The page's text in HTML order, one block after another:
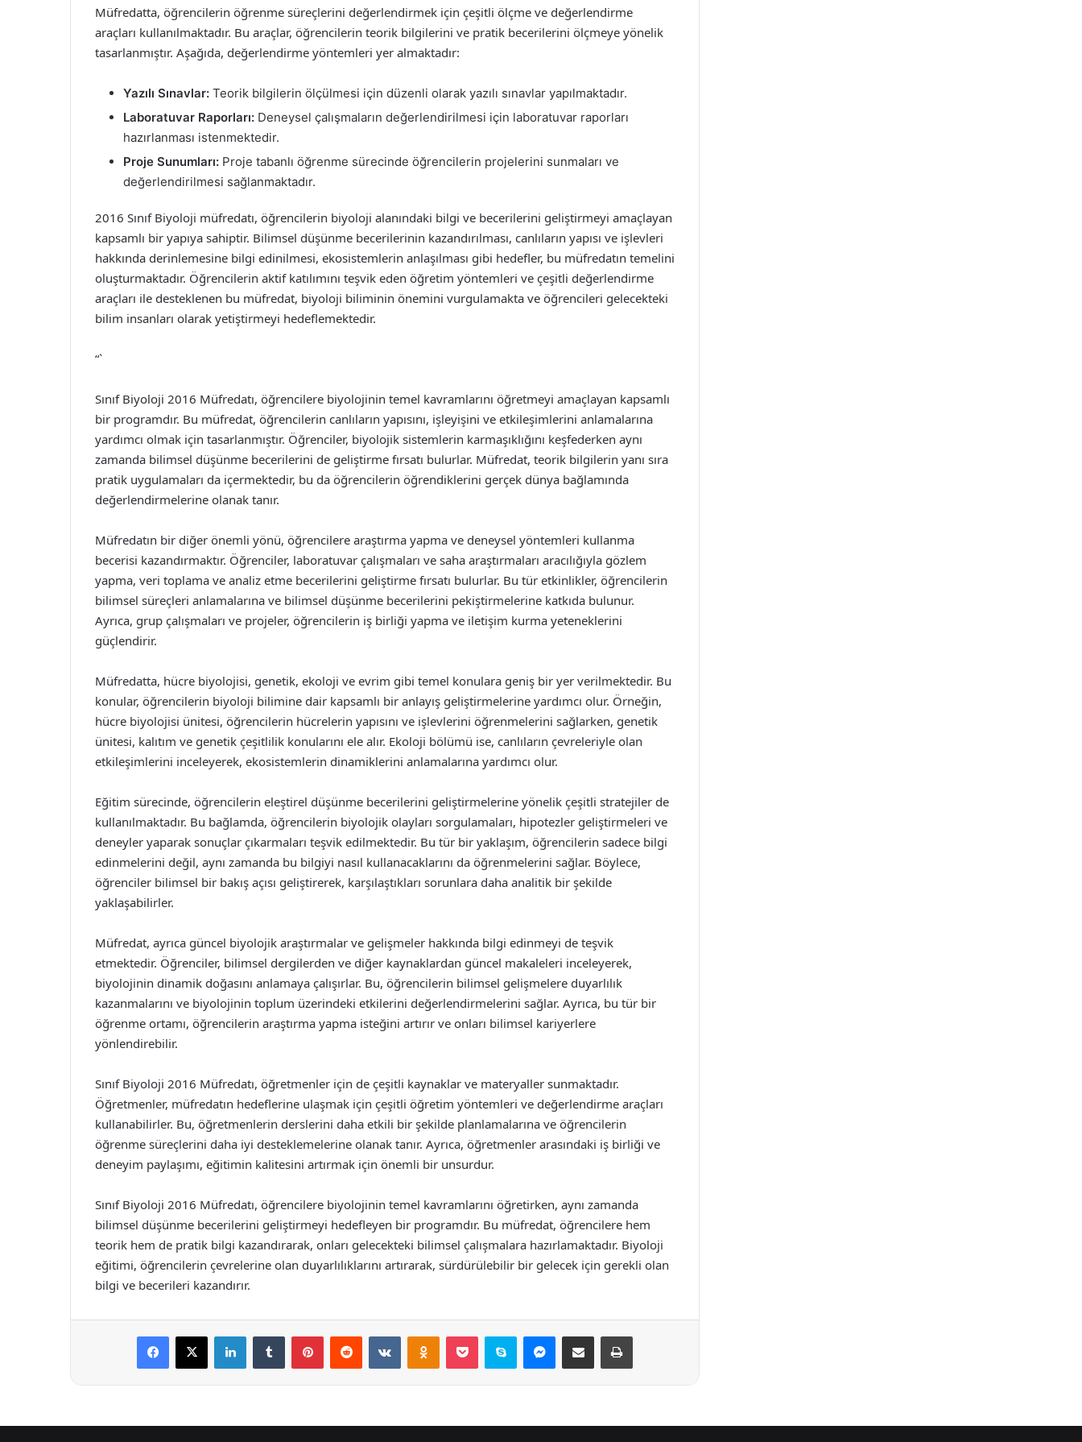
Müfredatta, öğrencilerin öğrenme süreçlerini değerlendirmek için çeşitli ölçme ve değerlendirme
araçları kullanılmaktadır. Bu araçlar, öğrencilerin teorik bilgilerini ve pratik becerilerini ölçmeye yönelik
tasarlanmıştır. Aşağıda, değerlendirme yöntemleri yer almaktadır:
Yazılı Sınavlar: Teorik bilgilerin ölçülmesi için düzenli olarak yazılı sınavlar yapılmaktadır.
Laboratuvar Raporları: Deneysel çalışmaların değerlendirilmesi için laboratuvar raporları
hazırlanması istenmektedir.
Proje Sunumları: Proje tabanlı öğrenme sürecinde öğrencilerin projelerini sunmaları ve
değerlendirilmesi sağlanmaktadır.
2016 Sınıf Biyoloji müfredatı, öğrencilerin biyoloji alanındaki bilgi ve becerilerini geliştirmeyi amaçlayan
kapsamlı bir yapıya sahiptir. Bilimsel düşünme becerilerinin kazandırılması, canlıların yapısı ve işlevleri
hakkında derinlemesine bilgi edinilmesi, ekosistemlerin anlaşılması gibi hedefler, bu müfredatın temelini
oluşturmaktadır. Öğrencilerin aktif katılımını teşvik eden öğretim yöntemleri ve çeşitli değerlendirme
araçları ile desteklenen bu müfredat, biyoloji biliminin önemini vurgulamakta ve öğrencileri gelecekteki
bilim insanları olarak yetiştirmeyi hedeflemektedir.
“`
Sınıf Biyoloji 2016 Müfredatı, öğrencilere biyolojinin temel kavramlarını öğretmeyi amaçlayan kapsamlı
bir programdır. Bu müfredat, öğrencilerin canlıların yapısını, işleyişini ve etkileşimlerini anlamalarına
yardımcı olmak için tasarlanmıştır. Öğrenciler, biyolojik sistemlerin karmaşıklığını keşfederken aynı
zamanda bilimsel düşünme becerilerini de geliştirme fırsatı bulurlar. Müfredat, teorik bilgilerin yanı sıra
pratik uygulamaları da içermektedir, bu da öğrencilerin öğrendiklerini gerçek dünya bağlamında
değerlendirmelerine olanak tanır.
Müfredatın bir diğer önemli yönü, öğrencilere araştırma yapma ve deneysel yöntemleri kullanma
becerisi kazandırmaktır. Öğrenciler, laboratuvar çalışmaları ve saha araştırmaları aracılığıyla gözlem
yapma, veri toplama ve analiz etme becerilerini geliştirme fırsatı bulurlar. Bu tür etkinlikler, öğrencilerin
bilimsel süreçleri anlamalarına ve bilimsel düşünme becerilerini pekiştirmelerine katkıda bulunur.
Ayrıca, grup çalışmaları ve projeler, öğrencilerin iş birliği yapma ve iletişim kurma yeteneklerini
güçlendirir.
Müfredatta, hücre biyolojisi, genetik, ekoloji ve evrim gibi temel konulara geniş bir yer verilmektedir. Bu
konular, öğrencilerin biyoloji bilimine dair kapsamlı bir anlayış geliştirmelerine yardımcı olur. Örneğin,
hücre biyolojisi ünitesi, öğrencilerin hücrelerin yapısını ve işlevlerini öğrenmelerini sağlarken, genetik
ünitesi, kalıtım ve genetik çeşitlilik konularını ele alır. Ekoloji bölümü ise, canlıların çevreleriyle olan
etkileşimlerini inceleyerek, ekosistemlerin dinamiklerini anlamalarına yardımcı olur.
Eğitim sürecinde, öğrencilerin eleştirel düşünme becerilerini geliştirmelerine yönelik çeşitli stratejiler de
kullanılmaktadır. Bu bağlamda, öğrencilerin biyolojik olayları sorgulamaları, hipotezler geliştirmeleri ve
deneyler yaparak sonuçlar çıkarmaları teşvik edilmektedir. Bu tür bir yaklaşım, öğrencilerin sadece bilgi
edinmelerini değil, aynı zamanda bu bilgiyi nasıl kullanacaklarını da öğrenmelerini sağlar. Böylece,
öğrenciler bilimsel bir bakış açısı geliştirerek, karşılaştıkları sorunlara daha analitik bir şekilde
yaklaşabilirler.
Müfredat, ayrıca güncel biyolojik araştırmalar ve gelişmeler hakkında bilgi edinmeyi de teşvik
etmektedir. Öğrenciler, bilimsel dergilerden ve diğer kaynaklardan güncel makaleleri inceleyerek,
biyolojinin dinamik doğasını anlamaya çalışırlar. Bu, öğrencilerin bilimsel gelişmelere duyarlılık
kazanmalarını ve biyolojinin toplum üzerindeki etkilerini değerlendirmelerini sağlar. Ayrıca, bu tür bir
öğrenme ortamı, öğrencilerin araştırma yapma isteğini artırır ve onları bilimsel kariyerlere
yönlendirebilir.
Sınıf Biyoloji 2016 Müfredatı, öğretmenler için de çeşitli kaynaklar ve materyaller sunmaktadır.
Öğretmenler, müfredatın hedeflerine ulaşmak için çeşitli öğretim yöntemleri ve değerlendirme araçları
kullanabilirler. Bu, öğretmenlerin derslerini daha etkili bir şekilde planlamalarına ve öğrencilerin
öğrenme süreçlerini daha iyi desteklemelerine olanak tanır. Ayrıca, öğretmenler arasındaki iş birliği ve
deneyim paylaşımı, eğitimin kalitesini artırmak için önemli bir unsurdur.
Sınıf Biyoloji 2016 Müfredatı, öğrencilere biyolojinin temel kavramlarını öğretirken, aynı zamanda
bilimsel düşünme becerilerini geliştirmeyi hedefleyen bir programdır. Bu müfredat, öğrencilere hem
teorik hem de pratik bilgi kazandırarak, onları gelecekteki bilimsel çalışmalara hazırlamaktadır. Biyoloji
eğitimi, öğrencilerin çevrelerine olan duyarlılıklarını artırarak, sürdürülebilir bir gelecek için gerekli olan
bilgi ve becerileri kazandırır.
Facebook
X LinkedInTumblr PinterestReddit VKontakteOdnoklassniki
Pocket Skype Messenger
E-Posta ile paylaş Yazdır